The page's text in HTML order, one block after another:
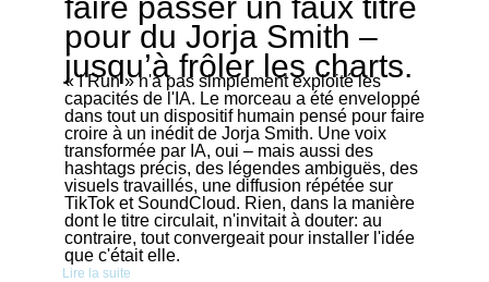
pour du Jorja Smith –
jusqu’à frôler les charts.
« I Run » n'a pas simplement exploité les
capacités de l'IA. Le morceau a été enveloppé
dans tout un dispositif humain pensé pour faire
croire à un inédit de Jorja Smith. Une voix
transformée par IA, oui – mais aussi des
hashtags précis, des légendes ambiguës, des
visuels travaillés, une diffusion répétée sur
TikTok et SoundCloud. Rien, dans la manière
dont le titre circulait, n'invitait à douter: au
contraire, tout convergeait pour installer l'idée
que c'était elle.
Lire la suite